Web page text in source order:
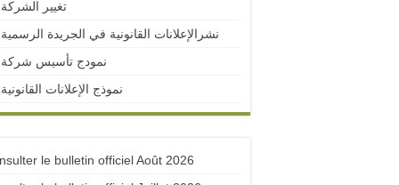
تغيير الشركة
نشرالإعلانات القانونية في الجريدة الرسمية
نمودج تأسيس شركة
نموذج الإعلانات القانونية
le bulletin officiel Août 2026